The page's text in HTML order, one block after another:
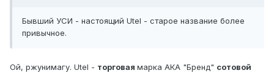
Бывший УСИ - настоящий Utel - старое название более
привычное.
Ой, ржунимагу. Utel - торговая марка АКА "Бренд" сотовой